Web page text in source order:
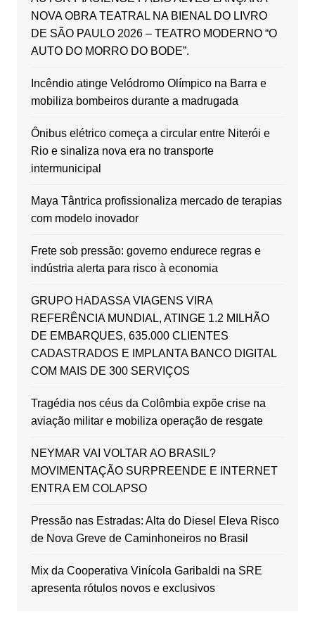
NOVA OBRA TEATRAL NA BIENAL DO LIVRO
DE SÃO PAULO 2026 – TEATRO MODERNO “O
AUTO DO MORRO DO BODE”.
Incêndio atinge Velódromo Olímpico na Barra e
mobiliza bombeiros durante a madrugada
Ônibus elétrico começa a circular entre Niterói e
Rio e sinaliza nova era no transporte
intermunicipal
Maya Tântrica profissionaliza mercado de terapias
com modelo inovador
Frete sob pressão: governo endurece regras e
indústria alerta para risco à economia
GRUPO HADASSA VIAGENS VIRA
REFERÊNCIA MUNDIAL, ATINGE 1.2 MILHÃO
DE EMBARQUES, 635.000 CLIENTES
CADASTRADOS E IMPLANTA BANCO DIGITAL
COM MAIS DE 300 SERVIÇOS
Tragédia nos céus da Colômbia expõe crise na
aviação militar e mobiliza operação de resgate
NEYMAR VAI VOLTAR AO BRASIL?
MOVIMENTAÇÃO SURPREENDE E INTERNET
ENTRA EM COLAPSO
Pressão nas Estradas: Alta do Diesel Eleva Risco
de Nova Greve de Caminhoneiros no Brasil
Mix da Cooperativa Vinícola Garibaldi na SRE
apresenta rótulos novos e exclusivos